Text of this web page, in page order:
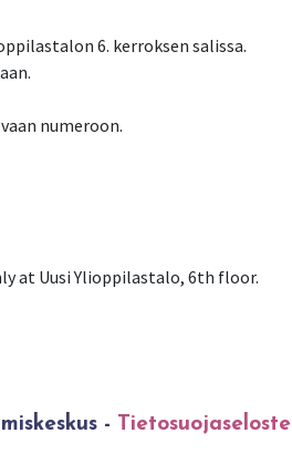
6. kerroksen salissa.
numeroon.
at Uusi Ylioppilastalo, 6th floor.
- Tietosuojaseloste